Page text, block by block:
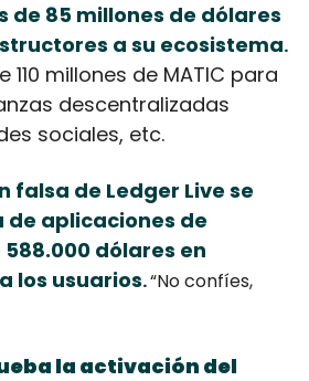
de 85 millones de dólares
a su ecosistema.
millones de MATIC para
descentralizadas
sociales, etc.
falsa de Ledger Live se
de aplicaciones de
dólares en
los usuarios.“No confíes,
la activación del